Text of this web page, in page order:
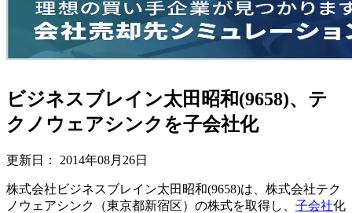
ビジネスブレイン太田昭和(9658)、テ
クノウェアシンクを子会社化
更新日： 2014年08月26日
株式会社ビジネスブレイン太田昭和(9658)は、株式会社テク
ノウェアシンク（東京都新宿区）の株式を取得し、 子会社化